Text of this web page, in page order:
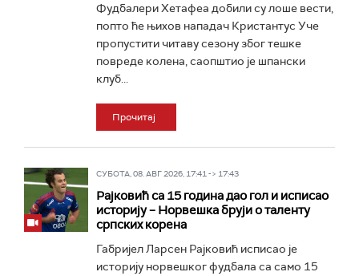
Фудбалери Хетафеа добили су лоше вести,
попто ће њихов нападач Кристантус Уче
пропустити читаву сезону због тешке
повреде колена, саопштио је шпански
клуб...
Прочитај
СУБОТА, 08. АВГ 2026, 17:41 -> 17:43
Рајковић са 15 година дао гол и исписао
историју – Норвешка бруји о таленту
српских корена
Габријел Ларсен Рајковић исписао је
историју норвешког фудбала са само 15